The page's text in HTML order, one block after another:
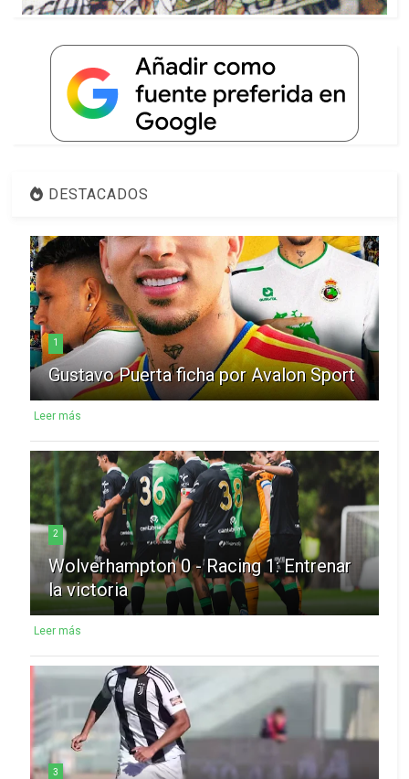
DESTACADOS
1
Gustavo Puerta ficha por Avalon Sport
Leer más
2
Wolverhampton 0 - Racing 1: Entrenar
la victoria
Leer más
3